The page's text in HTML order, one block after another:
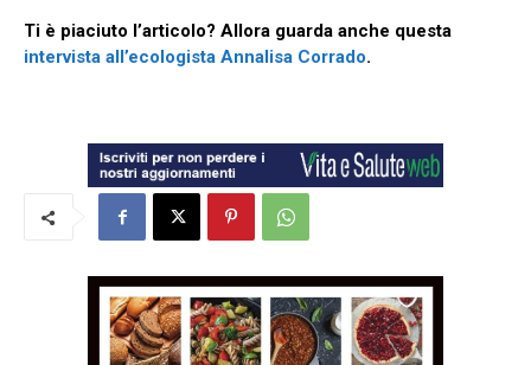
Ti è piaciuto l’articolo? Allora guarda anche questa
intervista all’ecologista Annalisa Corrado.